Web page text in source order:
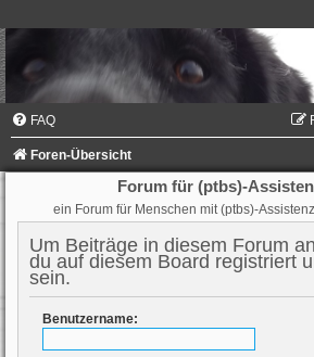
FAQ
Foren-Übersicht
Forum für (ptbs)-
ein Forum für Menschen mit (ptbs)-
Um Beiträge in diesem Forum
du auf diesem Board registriert
sein.
Benutzername: